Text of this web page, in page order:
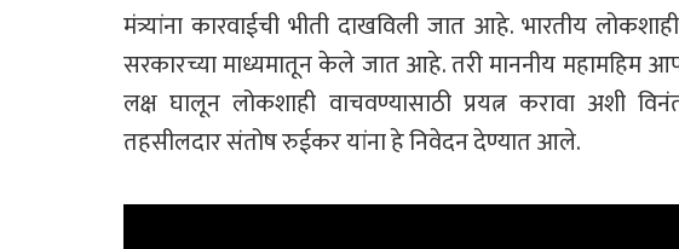
मंत्र्यांना कारवाईची भीती दाखविली जात आहे. भारतीय
सरकारच्या माध्यमातून केले जात आहे. तरी माननीय महामहिम
लक्ष घालून लोकशाही वाचवण्यासाठी प्रयत्न करावा अशी
तहसीलदार संतोष रुईकर यांना हे निवेदन देण्यात आले.